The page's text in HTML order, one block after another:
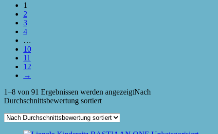
1
2
3
4
…
10
11
12
→
1–8 von 91 Ergebnissen werden angezeigtNach
Durchschnittsbewertung sortiert